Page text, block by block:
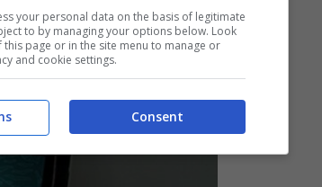
arrivando verso
your personal data on the basis of legitimate
to by managing your options below. Look
page or in the site menu to manage or
and cookie settings.
Consent